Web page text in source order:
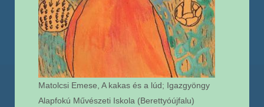
Matolcsi Emese, A kakas és a lúd; Igazgyöngy
Alapfokú Művészeti Iskola (Berettyóújfalu)